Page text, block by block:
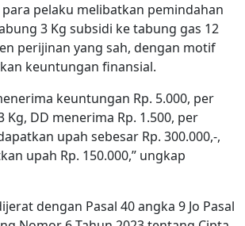
pelaku melibatkan pemindahan
3 Kg subsidi ke tabung gas 12
perijinan yang sah, dengan motif
keuntungan finansial.
keuntungan Rp. 5.000, per
Kg, DD menerima Rp. 1.500, per
upah sebesar Rp. 300.000,-,
upah Rp. 150.000,” ungkap
dengan Pasal 40 angka 9 Jo Pasal